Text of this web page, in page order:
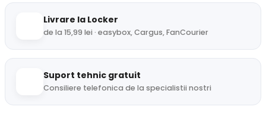
Livrare la Locker
de la 15,99 lei · easybox, Cargus, FanCourier
Suport tehnic gratuit
Consiliere telefonica de la specialistii nostri